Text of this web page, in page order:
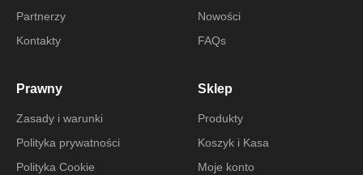
Partnerzy
Kontakty
Nowości
FAQs
Prawny
Zasady i warunki
Polityka prywatności
Polityka Cookie
Sklep
Produkty
Koszyk i Kasa
Moje konto